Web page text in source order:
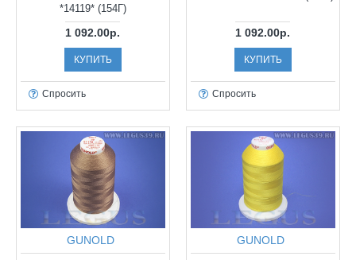
*14119* (154Г)
1 092.00р.
КУПИТЬ
Спросить
1 092.00р.
КУПИТЬ
Спросить
GUNOLD GUNOLD